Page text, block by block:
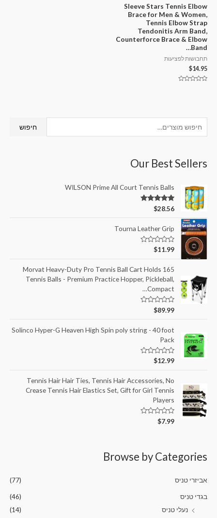
חיפוש
Our Best Sellers
WILSON Prime All Court Tennis Balls
דורג5.00
$28.56
Tourna Leather Grip
ד
ג
0
מ
ת
ו
ך
$11.99
Morvat Heavy-Duty Pro Tennis Ball Cart Holds 165
Tennis Balls - Premium Practice Hopper, Pickleball,
Compact…
ד
ג
0
מ
ת
ו
ך
$89.99
Solinco Hyper-G Heaven High Spin poly string - 40 foot
Pack
ד
ג
0
מ
ת
ו
ך
$12.99
Tennis Hair Hair Ties, Tennis Hair Accessories, No
Crease Tennis Hair Elastics Set, Gift for Girl Tennis
Players
ד
ת
$7.99
Browse by Categories
אביזרי טניס (77)
בגדי טניס
(46)
נעלי טניס
(14)
Sleeve Stars Tennis Elbow
Brace for Men & Women,
Tennis Elbow Strap
Tendonitis Arm Band,
Counterforce Brace & Elbow
Band…
תחבושות לפציעות
$14.95